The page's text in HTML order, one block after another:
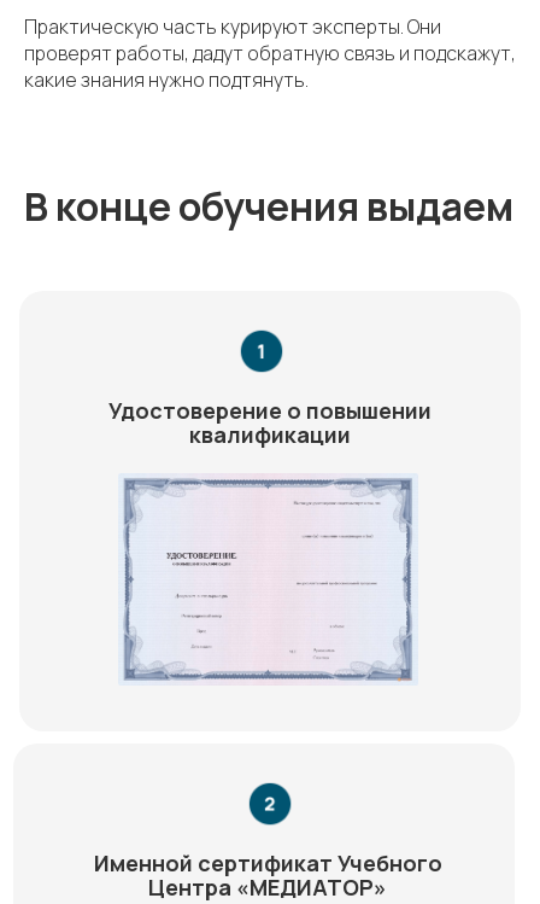
Практическую часть курируют эксперты. Они
проверят работы, дадут обратную связь и подскажут,
какие знания нужно подтянуть.
В конце обучения выдаем
Удостоверение о повышении
квалификации
Именной сертификат Учебного
Центра «МЕДИАТОР»